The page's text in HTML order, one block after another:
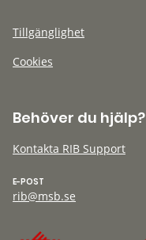
Tillgänglighet
Cookies
Behöver du hjälp?
Kontakta RIB Support
E-POST
rib@msb.se